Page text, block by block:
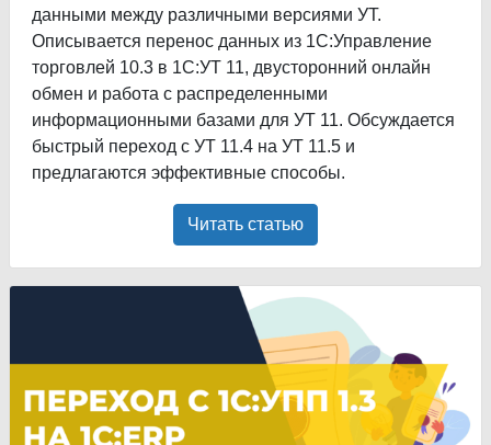
данными между различными версиями УТ.
Описывается перенос данных из 1С:Управление
торговлей 10.3 в 1С:УТ 11, двусторонний онлайн
обмен и работа с распределенными
информационными базами для УТ 11. Обсуждается
быстрый переход с УТ 11.4 на УТ 11.5 и
предлагаются эффективные способы.
Читать статью